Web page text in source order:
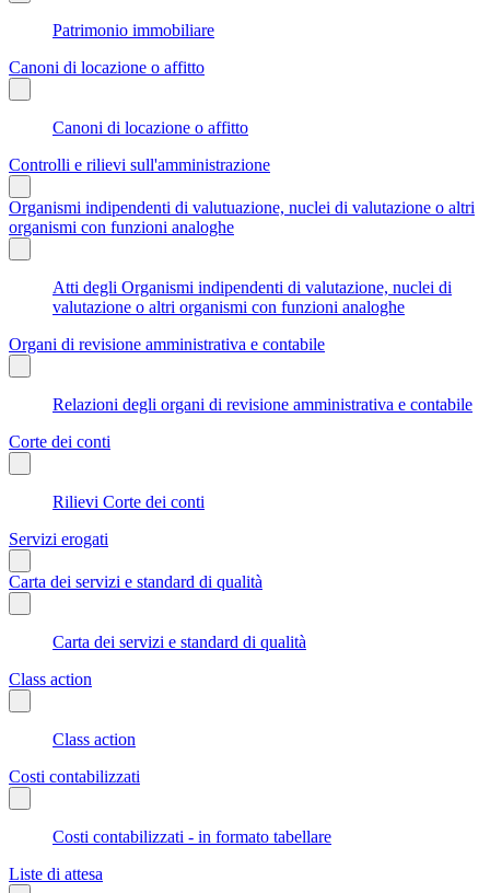
Patrimonio immobiliare
Canoni di locazione o affitto
Canoni di locazione o affitto
Controlli e rilievi sull'amministrazione
Organismi indipendenti di valutuazione, nuclei di valutazione o altri
organismi con funzioni analoghe
Atti degli Organismi indipendenti di valutazione, nuclei di
valutazione o altri organismi con funzioni analoghe
Organi di revisione amministrativa e contabile
Relazioni degli organi di revisione amministrativa e contabile
Corte dei conti
Rilievi Corte dei conti
Servizi erogati
Carta dei servizi e standard di qualità
Carta dei servizi e standard di qualità
Class action
Class action
Costi contabilizzati
Costi contabilizzati - in formato tabellare
Liste di attesa